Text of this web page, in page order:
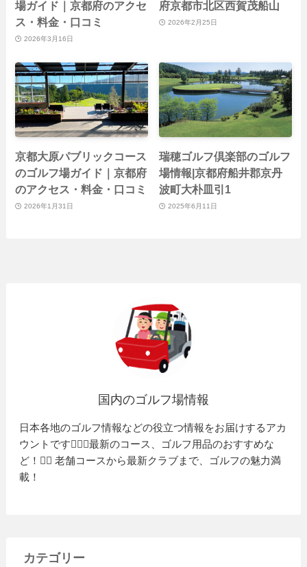
場ガイド｜京都府のアクセ
ス・料金・口コミ
2026年3月16日
府京都市北区西賀茂船山
2026年2月25日
京都大原パブリックコース
のゴルフ場ガイド｜京都府
のアクセス・料金・口コミ
2026年1月31日
瑞穂ゴルフ倶楽部のゴルフ
場情報|京都府船井郡京丹
波町大朴皿引1
2025年6月11日
国内のゴルフ場情報
日本各地のゴルフ情報などの役立つ情報をお届けするアカ
ウントです🏌️‍♂️⛳️最新のコース、ゴルフ用品のおすすめな
ど！🏌️‍♀️ 老舗コースから最新クラブまで、ゴルフの魅力満
載！
カテゴリー